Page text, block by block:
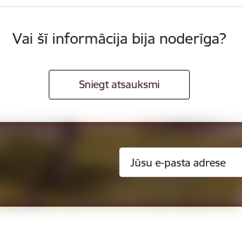
Vai šī informācija bija noderīga?
Sniegt atsauksmi